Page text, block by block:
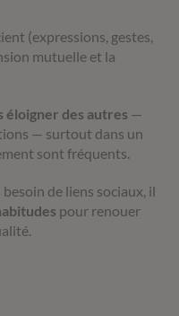
(expressions, gestes,
mutuelle et la
éloigner des autres —
— surtout dans un
sont fréquents.
de liens sociaux, il
pour renouer